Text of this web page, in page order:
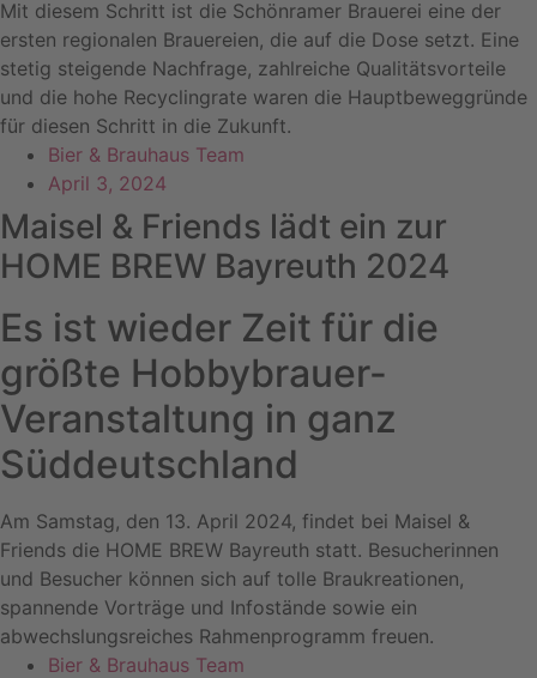
Mit diesem Schritt ist die Schönramer Brauerei eine der
ersten regionalen Brauereien, die auf die Dose setzt. Eine
stetig steigende Nachfrage, zahlreiche Qualitätsvorteile
und die hohe Recyclingrate waren die Hauptbeweggründe
für diesen Schritt in die Zukunft.
Bier & Brauhaus Team
April 3, 2024
Maisel & Friends lädt ein zur
HOME BREW Bayreuth 2024
Es ist wieder Zeit für die
größte Hobbybrauer-
Veranstaltung in ganz
Süddeutschland
Am Samstag, den 13. April 2024, findet bei Maisel &
Friends die HOME BREW Bayreuth statt. Besucherinnen
und Besucher können sich auf tolle Braukreationen,
spannende Vorträge und Infostände sowie ein
abwechslungsreiches Rahmenprogramm freuen.
Bier & Brauhaus Team